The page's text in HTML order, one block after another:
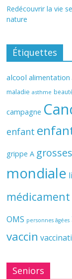
Redécouvrir la vie
nature
Étiquettes
alcool alimentation
maladie asthme
campagne
enfant
grippe A
mondiale
médicament
OMS personnes âgées
vaccin
Seniors